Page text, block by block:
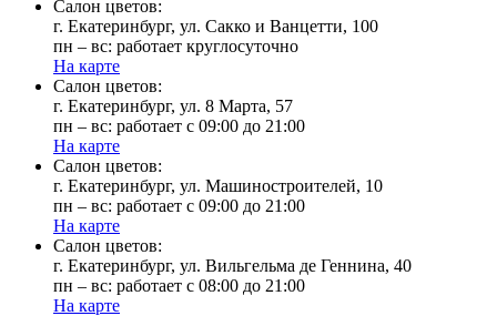
Cалон цветов:
г. Екатеринбург, ул. Сакко и Ванцетти, 100
пн – вс: работает круглосуточно
На карте
Cалон цветов:
г. Екатеринбург, ул. 8 Марта, 57
пн – вс: работает с 09:00 до 21:00
На карте
Cалон цветов:
г. Екатеринбург, ул. Машиностроителей, 10
пн – вс: работает с 09:00 до 21:00
На карте
Cалон цветов:
г. Екатеринбург, ул. Вильгельма де Геннина, 40
пн – вс: работает с 08:00 до 21:00
На карте